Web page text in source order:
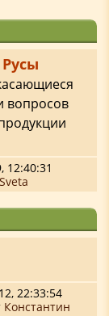
вопросов
12:40:31
Sveta
22:33:54
Константин